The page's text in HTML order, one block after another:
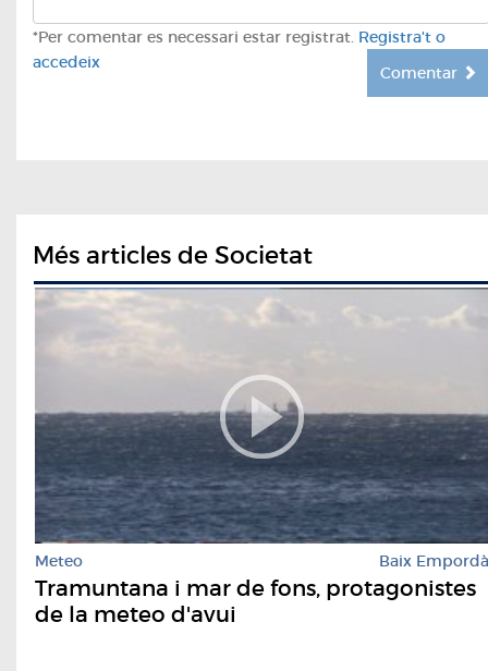
*Per comentar es necessari estar registrat. Registra't o
accedeix
Comentar
Més articles de Societat
Meteo Baix Empordà
Tramuntana i mar de fons, protagonistes
de la meteo d'avui